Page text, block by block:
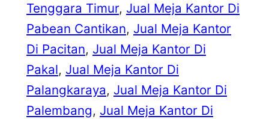
Tenggara Timur, Jual Meja Kantor Di
Pabean Cantikan, Jual Meja Kantor
Di Pacitan, Jual Meja Kantor Di
Pakal, Jual Meja Kantor Di
Palangkaraya, Jual Meja Kantor Di
Palembang, Jual Meja Kantor Di